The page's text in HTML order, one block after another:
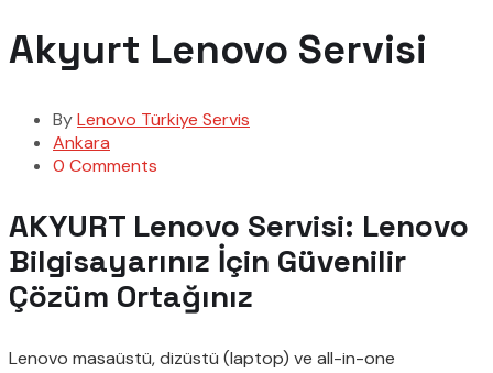
Akyurt Lenovo Servisi
ByLenovo Türkiye Servis
Ankara
0 Comments
AKYURT Lenovo Servisi: Lenovo
Bilgisayarınız İçin Güvenilir
Çözüm Ortağınız
Lenovo masaüstü, dizüstü (laptop) ve all-in-one